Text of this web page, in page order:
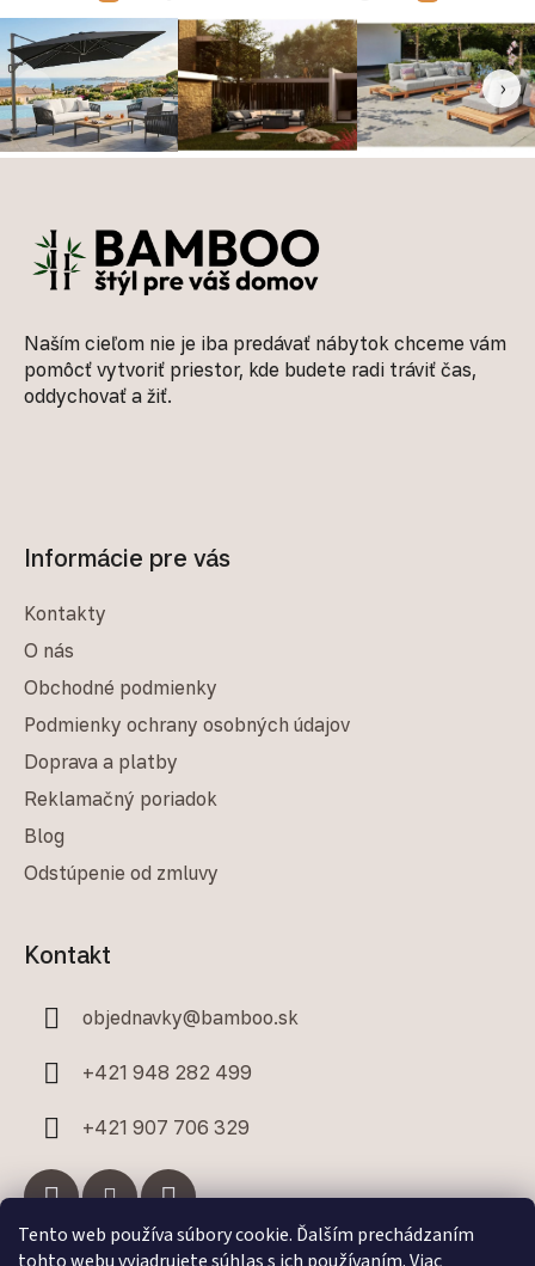
Tento web používa súbory cookie. Ďalším prechádzaním
‹ ›
Naším cieľom nie je iba predávať nábytok chceme vám
pomôcť vytvoriť priestor, kde budete radi tráviť čas,
oddychovať a žiť.
Informácie pre vás
Kontakty
O nás
Obchodné podmienky
Podmienky ochrany osobných údajov
Doprava a platby
Reklamačný poriadok
Blog
Odstúpenie od zmluvy
Kontakt
objednavky@bamboo.sk
+421 948 282 499
+421 907 706 329